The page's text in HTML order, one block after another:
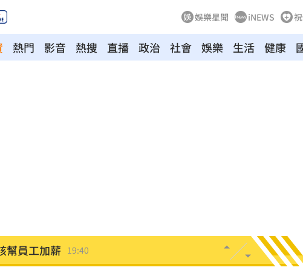
娛樂星聞 iNEWS
熱門 影音 熱搜 直播 政治 社會 娛樂 生活 健康
幫員工加薪 19:40